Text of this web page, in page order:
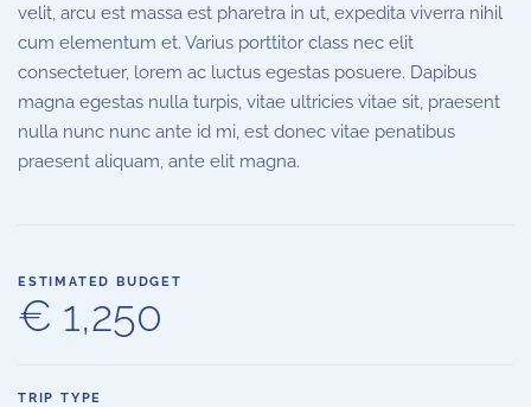
velit, arcu est massa est pharetra in ut, expedita viverra nihil
cum elementum et. Varius porttitor class nec elit
consectetuer, lorem ac luctus egestas posuere. Dapibus
magna egestas nulla turpis, vitae ultricies vitae sit, praesent
nulla nunc nunc ante id mi, est donec vitae penatibus
praesent aliquam, ante elit magna.
ESTIMATED BUDGET
€ 1,250
TRIP TYPE